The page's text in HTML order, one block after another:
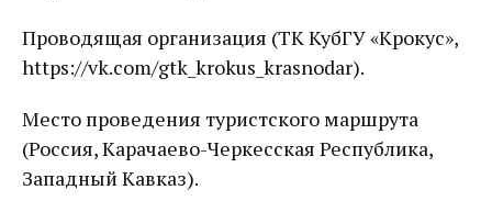
Проводящая организация (ТК КубГУ «Крокус»,
https://vk.com/gtk_krokus_krasnodar).
Место проведения туристского маршрута
(Россия, Карачаево-Черкесская Республика,
Западный Кавказ).